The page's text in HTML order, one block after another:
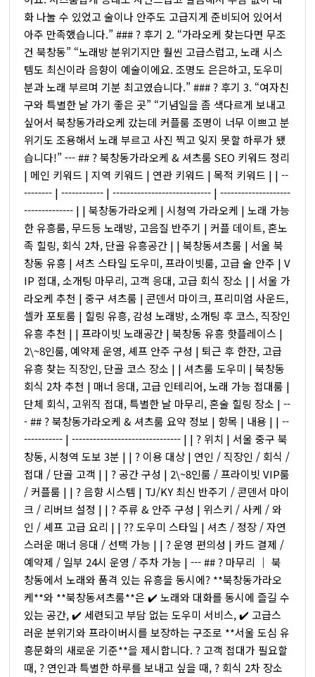
화 나눌 수 있었고 술이나 안주도 고급지게 준비되어 있어서
아주 만족했습니다.” ### ?️ 후기 2. “가라오케 찾는다면 무조
건 북창동” “노래방 분위기지만 훨씬 고급스럽고, 노래 시스
템도 최신이라 음향이 예술이에요. 조명도 은은하고, 도우미
분과 노래 부르며 기분 최고였습니다.” ### ?️ 후기 3. “여자친
구와 특별한 날 가기 좋은 곳” “기념일을 좀 색다르게 보내고
싶어서 북창동가라오케 갔는데 커플룸 조명이 너무 이쁘고 분
위기도 조용해서 노래 부르고 사진 찍고 잊지 못할 하루가 됐
습니다!” --- ## ? 북창동가라오케 & 셔츠룸 SEO 키워드 정리
| 메인 키워드 | 지역 키워드 | 연관 키워드 | 목적 키워드 | | --
-------- | ------------ | ---------------------------- | --------------------
-------------- | | 북창동가라오케 | 시청역 가라오케 | 노래 가능
한 유흥룸, 무드등 노래방, 고음질 반주기 | 커플 데이트, 혼노
족 힐링, 회식 2차, 단골 유흥공간 | | 북창동셔츠룸 | 서울 북
창동 유흥 | 셔츠 스타일 도우미, 프라이빗룸, 고급 술 안주 | V
IP 접대, 소개팅 마무리, 고객 응대, 고급 회식 장소 | | 서울 가
라오케 추천 | 중구 셔츠룸 | 콘덴서 마이크, 프리미엄 사운드,
셀카 포토룸 | 힐링 유흥, 감성 노래방, 소개팅 후 코스, 직장인
유흥 추천 | | 프라이빗 노래공간 | 북창동 유흥 핫플레이스 |
2\~8인룸, 예약제 운영, 셰프 안주 구성 | 퇴근 후 한잔, 고급
유흥 찾는 직장인, 단골 코스 장소 | | 셔츠룸 도우미 | 북창동
회식 2차 추천 | 매너 응대, 고급 인테리어, 노래 가능 접대룸 |
단체 회식, 고위직 접대, 특별한 날 마무리, 혼술 힐링 장소 | --
- ## ? 북창동가라오케 & 셔츠룸 요약 정보 | 항목 | 내용 | | --
----------- | ------------------------------- | | ? 위치 | 서울 중구 북
창동, 시청역 도보 3분 | | ? 이용 대상 | 연인 / 직장인 / 회식 /
접대 / 단골 고객 | | ?️ 공간 구성 | 2\~8인룸 / 프라이빗 VIP룸
/ 커플룸 | | ? 음향 시스템 | TJ/KY 최신 반주기 / 콘덴서 마이
크 / 리버브 설정 | | ? 주류 & 안주 구성 | 위스키 / 사케 / 와
인 / 셰프 고급 요리 | | ?‍? 도우미 스타일 | 셔츠 / 정장 / 자연
스러운 매너 응대 / 선택 가능 | | ? 운영 편의성 | 카드 결제 /
예약제 / 일부 24시 운영 / 주차 가능 | --- ## ? 마무리 │ 북
창동에서 노래와 품격 있는 유흥을 동시에? **북창동가라오
케**와 **북창동셔츠룸**은 ✔️ 노래와 대화를 동시에 즐길 수
있는 공간, ✔️ 세련되고 부담 없는 도우미 서비스, ✔️ 고급스
러운 분위기와 프라이버시를 보장하는 구조로 **서울 도심 유
흥문화의 새로운 기준**을 제시합니다. ? 고객 접대가 필요할
때, ? 연인과 특별한 하루를 보내고 싶을 때, ? 회식 2차 장소